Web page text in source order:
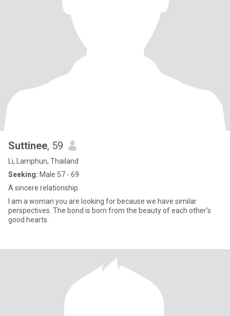
Suttinee, 59
Li, Lamphun, Thailand
Seeking: Male 57 - 69
A sincere relationship
I am a woman you are looking for because we have similar
perspectives. The bond is born from the beauty of each other's
good hearts.